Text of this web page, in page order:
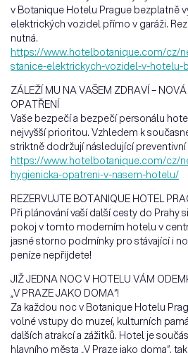
v Botanique Hotelu Prague bezplatně
elektrických vozidel přímo v garáži.
nutná.
https://www.hotelbotanique.com/cz/
stanice-elektrickych-vozidel-v-hotelu-
ZÁLEŽÍ MU NA VAŠEM ZDRAVÍ –
OPATŘENÍ
Vaše bezpečí a bezpečí personálu
nejvyšší prioritou. Vzhledem k
striktně dodržují následující
https://www.hotelbotanique.com/cz/
hygienicka-opatreni-v-nasem-hotelu/
REZERVUJTE BOTANIQUE HOTEL
Při plánování vaší další cesty do Prahy
pokoj v tomto moderním hotelu v
jasné storno podmínky pro stávající i
peníze nepřijdete!
JIŽ JEDNA NOC V HOTELU VÁM
„V PRAZE JAKO DOMA“!
Za každou noc v Botanique Hotelu
volné vstupy do muzeí, kulturních
dalších atrakcí a zážitků. Hotel je
hlavního města „V Praze jako doma“,